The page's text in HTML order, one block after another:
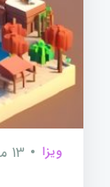
ویزا 13 مه 2024